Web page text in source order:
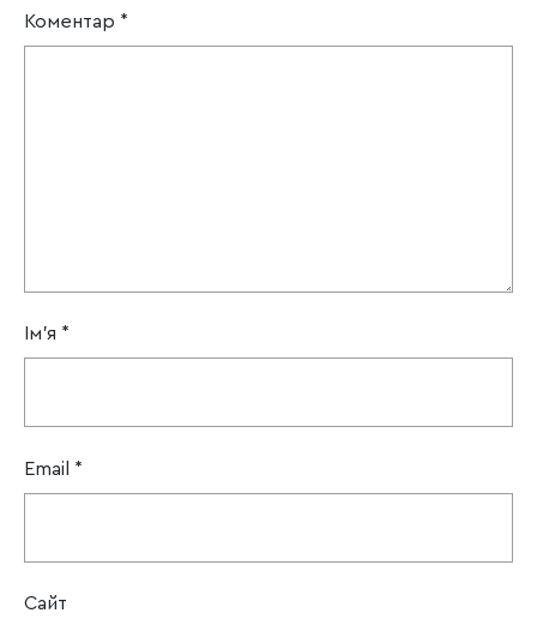
Коментар *
Ім'я *
Email *
Сайт